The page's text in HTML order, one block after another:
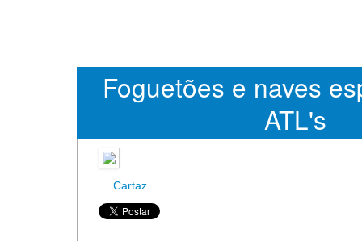
Foguetões e naves
ATL's
Cartaz